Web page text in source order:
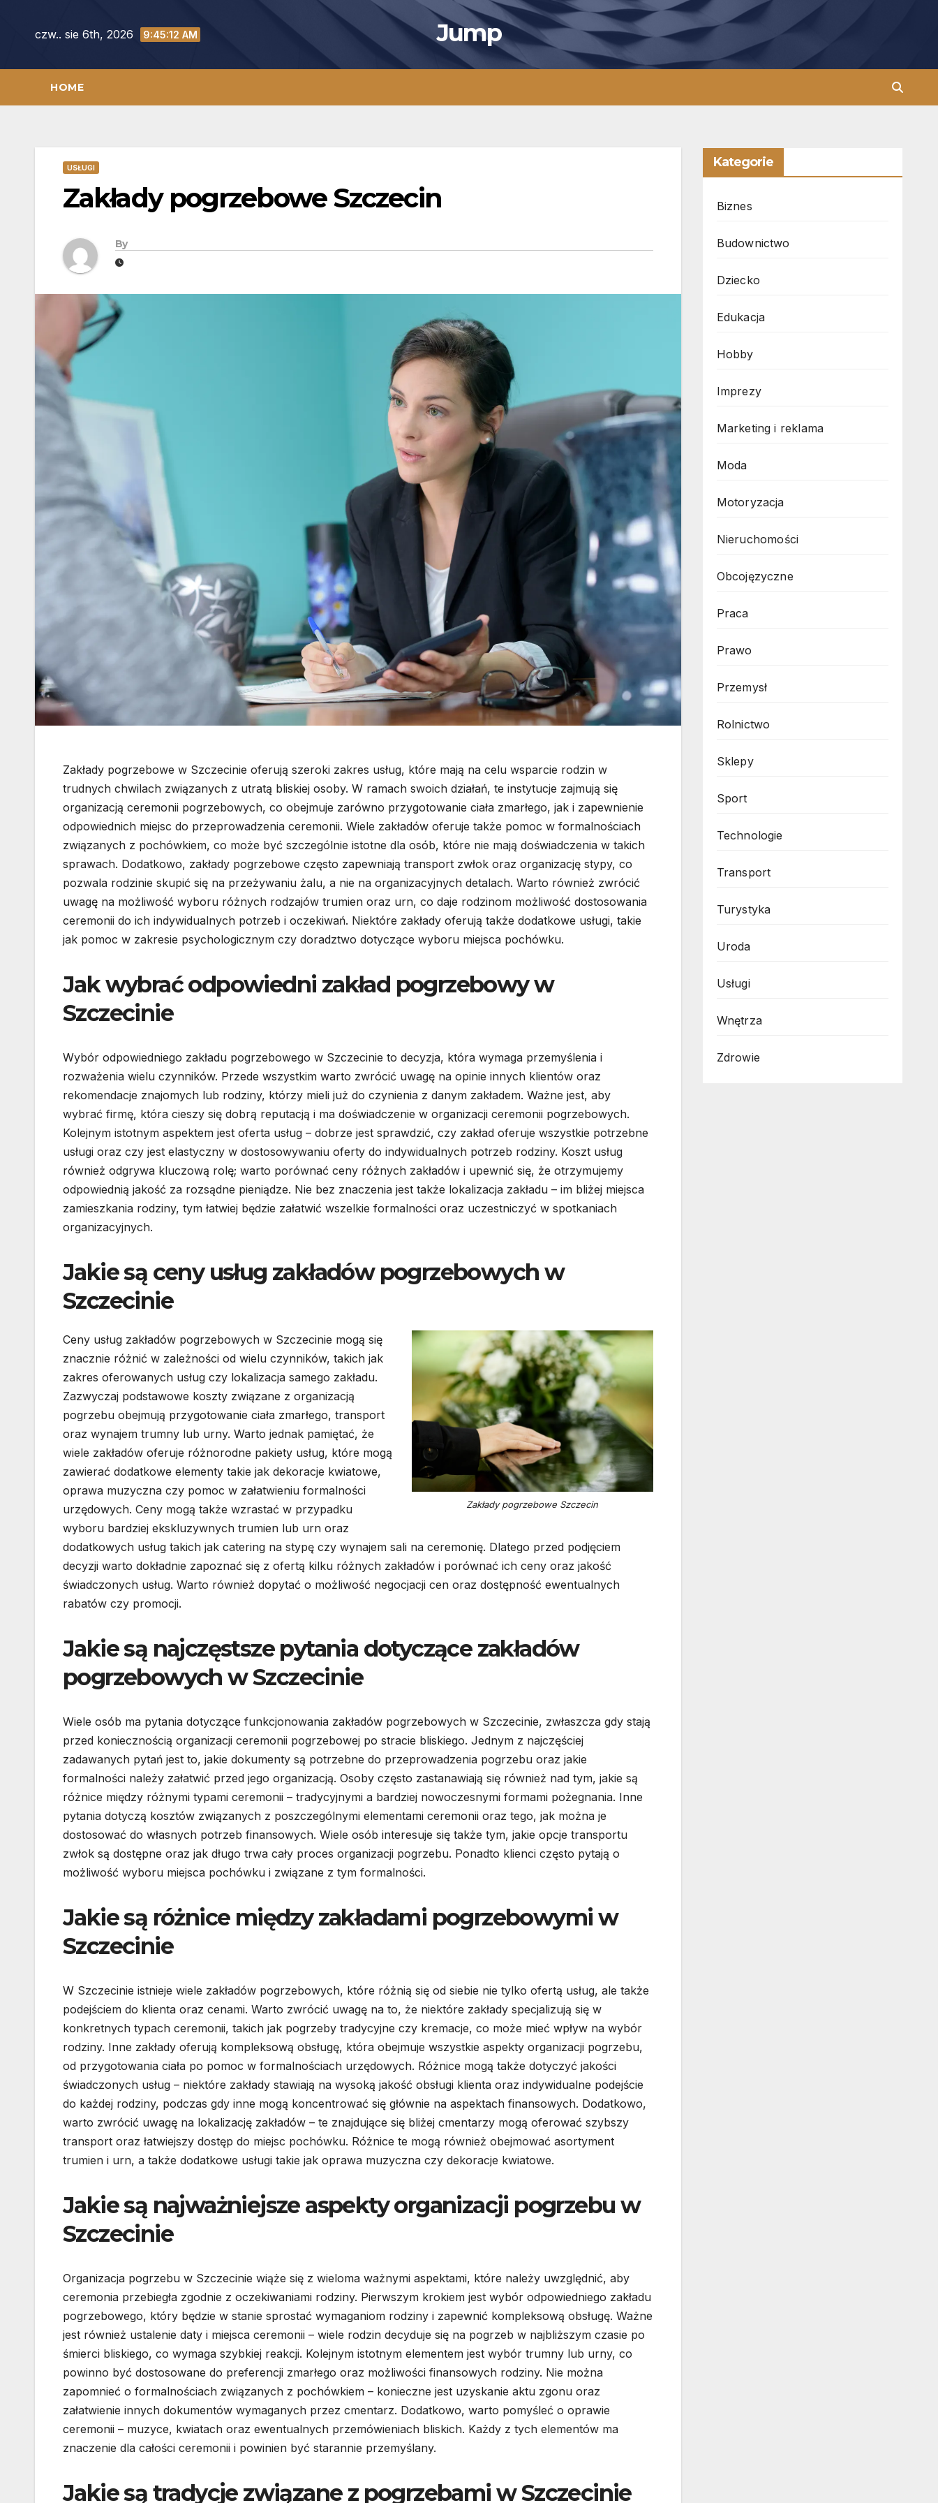
czw.. sie 6th, 2026 9:45:13 AM Jump
HOME
USŁUGI
Zakłady pogrzebowe Szczecin
By
Zakłady pogrzebowe w Szczecinie oferują szeroki zakres usług, które mają na celu wsparcie rodzin w
trudnych chwilach związanych z utratą bliskiej osoby. W ramach swoich działań, te instytucje zajmują się
organizacją ceremonii pogrzebowych, co obejmuje zarówno przygotowanie ciała zmarłego, jak i zapewnienie
odpowiednich miejsc do przeprowadzenia ceremonii. Wiele zakładów oferuje także pomoc w formalnościach
związanych z pochówkiem, co może być szczególnie istotne dla osób, które nie mają doświadczenia w takich
sprawach. Dodatkowo, zakłady pogrzebowe często zapewniają transport zwłok oraz organizację stypy, co
pozwala rodzinie skupić się na przeżywaniu żalu, a nie na organizacyjnych detalach. Warto również zwrócić
uwagę na możliwość wyboru różnych rodzajów trumien oraz urn, co daje rodzinom możliwość dostosowania
ceremonii do ich indywidualnych potrzeb i oczekiwań. Niektóre zakłady oferują także dodatkowe usługi, takie
jak pomoc w zakresie psychologicznym czy doradztwo dotyczące wyboru miejsca pochówku.
Jak wybrać odpowiedni zakład pogrzebowy w
Szczecinie
Wybór odpowiedniego zakładu pogrzebowego w Szczecinie to decyzja, która wymaga przemyślenia i
rozważenia wielu czynników. Przede wszystkim warto zwrócić uwagę na opinie innych klientów oraz
rekomendacje znajomych lub rodziny, którzy mieli już do czynienia z danym zakładem. Ważne jest, aby
wybrać firmę, która cieszy się dobrą reputacją i ma doświadczenie w organizacji ceremonii pogrzebowych.
Kolejnym istotnym aspektem jest oferta usług – dobrze jest sprawdzić, czy zakład oferuje wszystkie potrzebne
usługi oraz czy jest elastyczny w dostosowywaniu oferty do indywidualnych potrzeb rodziny. Koszt usług
również odgrywa kluczową rolę; warto porównać ceny różnych zakładów i upewnić się, że otrzymujemy
odpowiednią jakość za rozsądne pieniądze. Nie bez znaczenia jest także lokalizacja zakładu – im bliżej miejsca
zamieszkania rodziny, tym łatwiej będzie załatwić wszelkie formalności oraz uczestniczyć w spotkaniach
organizacyjnych.
Jakie są ceny usług zakładów pogrzebowych w
Szczecinie
Zakłady pogrzebowe Szczecin
Ceny usług zakładów pogrzebowych w Szczecinie mogą się
znacznie różnić w zależności od wielu czynników, takich jak
zakres oferowanych usług czy lokalizacja samego zakładu.
Zazwyczaj podstawowe koszty związane z organizacją
pogrzebu obejmują przygotowanie ciała zmarłego, transport
oraz wynajem trumny lub urny. Warto jednak pamiętać, że
wiele zakładów oferuje różnorodne pakiety usług, które mogą
zawierać dodatkowe elementy takie jak dekoracje kwiatowe,
oprawa muzyczna czy pomoc w załatwieniu formalności
urzędowych. Ceny mogą także wzrastać w przypadku
wyboru bardziej ekskluzywnych trumien lub urn oraz
dodatkowych usług takich jak catering na stypę czy wynajem sali na ceremonię. Dlatego przed podjęciem
decyzji warto dokładnie zapoznać się z ofertą kilku różnych zakładów i porównać ich ceny oraz jakość
świadczonych usług. Warto również dopytać o możliwość negocjacji cen oraz dostępność ewentualnych
rabatów czy promocji.
Jakie są najczęstsze pytania dotyczące zakładów
pogrzebowych w Szczecinie
Wiele osób ma pytania dotyczące funkcjonowania zakładów pogrzebowych w Szczecinie, zwłaszcza gdy stają
przed koniecznością organizacji ceremonii pogrzebowej po stracie bliskiego. Jednym z najczęściej
zadawanych pytań jest to, jakie dokumenty są potrzebne do przeprowadzenia pogrzebu oraz jakie
formalności należy załatwić przed jego organizacją. Osoby często zastanawiają się również nad tym, jakie są
różnice między różnymi typami ceremonii – tradycyjnymi a bardziej nowoczesnymi formami pożegnania. Inne
pytania dotyczą kosztów związanych z poszczególnymi elementami ceremonii oraz tego, jak można je
dostosować do własnych potrzeb finansowych. Wiele osób interesuje się także tym, jakie opcje transportu
zwłok są dostępne oraz jak długo trwa cały proces organizacji pogrzebu. Ponadto klienci często pytają o
możliwość wyboru miejsca pochówku i związane z tym formalności.
Jakie są różnice między zakładami pogrzebowymi w
Szczecinie
W Szczecinie istnieje wiele zakładów pogrzebowych, które różnią się od siebie nie tylko ofertą usług, ale także
podejściem do klienta oraz cenami. Warto zwrócić uwagę na to, że niektóre zakłady specjalizują się w
konkretnych typach ceremonii, takich jak pogrzeby tradycyjne czy kremacje, co może mieć wpływ na wybór
rodziny. Inne zakłady oferują kompleksową obsługę, która obejmuje wszystkie aspekty organizacji pogrzebu,
od przygotowania ciała po pomoc w formalnościach urzędowych. Różnice mogą także dotyczyć jakości
świadczonych usług – niektóre zakłady stawiają na wysoką jakość obsługi klienta oraz indywidualne podejście
do każdej rodziny, podczas gdy inne mogą koncentrować się głównie na aspektach finansowych. Dodatkowo,
warto zwrócić uwagę na lokalizację zakładów – te znajdujące się bliżej cmentarzy mogą oferować szybszy
transport oraz łatwiejszy dostęp do miejsc pochówku. Różnice te mogą również obejmować asortyment
trumien i urn, a także dodatkowe usługi takie jak oprawa muzyczna czy dekoracje kwiatowe.
Jakie są najważniejsze aspekty organizacji pogrzebu w
Szczecinie
Organizacja pogrzebu w Szczecinie wiąże się z wieloma ważnymi aspektami, które należy uwzględnić, aby
ceremonia przebiegła zgodnie z oczekiwaniami rodziny. Pierwszym krokiem jest wybór odpowiedniego zakładu
pogrzebowego, który będzie w stanie sprostać wymaganiom rodziny i zapewnić kompleksową obsługę. Ważne
jest również ustalenie daty i miejsca ceremonii – wiele rodzin decyduje się na pogrzeb w najbliższym czasie po
śmierci bliskiego, co wymaga szybkiej reakcji. Kolejnym istotnym elementem jest wybór trumny lub urny, co
powinno być dostosowane do preferencji zmarłego oraz możliwości finansowych rodziny. Nie można
zapomnieć o formalnościach związanych z pochówkiem – konieczne jest uzyskanie aktu zgonu oraz
załatwienie innych dokumentów wymaganych przez cmentarz. Dodatkowo, warto pomyśleć o oprawie
ceremonii – muzyce, kwiatach oraz ewentualnych przemówieniach bliskich. Każdy z tych elementów ma
znaczenie dla całości ceremonii i powinien być starannie przemyślany.
Jakie są tradycje związane z pogrzebami w Szczecinie
Kategorie
Biznes
Budownictwo
Dziecko
Edukacja
Hobby
Imprezy
Marketing i reklama
Moda
Motoryzacja
Nieruchomości
Obcojęzyczne
Praca
Prawo
Przemysł
Rolnictwo
Sklepy
Sport
Technologie
Transport
Turystyka
Uroda
Usługi
Wnętrza
Zdrowie